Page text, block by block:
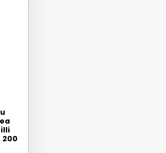
200